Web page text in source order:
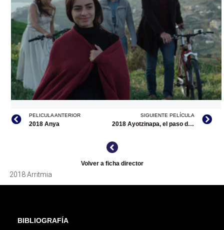
ARRITMIA, INTERNET
PELICULA ANTERIOR
2018 Anya
SIGUIENTE PELÍCULA
2018 Ayotzinapa, el paso de la tortuga/documental
Volver a ficha director
2018 Arritmia
BIBLIOGRAFÍA